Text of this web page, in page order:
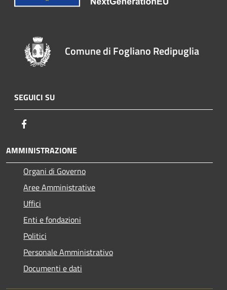
Comune di Fogliano Redipuglia
SEGUICI SU
AMMINISTRAZIONE
Organi di Governo
Aree Amministrative
Uffici
Enti e fondazioni
Politici
Personale Amministrativo
Documenti e dati